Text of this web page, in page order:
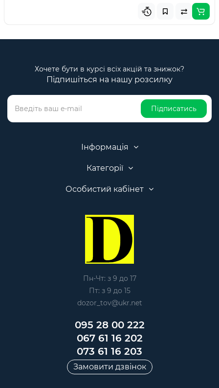
Хочете бути в курсі всіх акцій та знижок?
Підпишіться на нашу розсилку
Підписатись
Інформація
Категорії
Особистий кабінет
Пн-Чт: з 9 до 17
Пт: з 9 до 15
dozor_tov@ukr.net
095 28 00 222
067 61 16 202
073 61 16 203
Замовити дзвінок